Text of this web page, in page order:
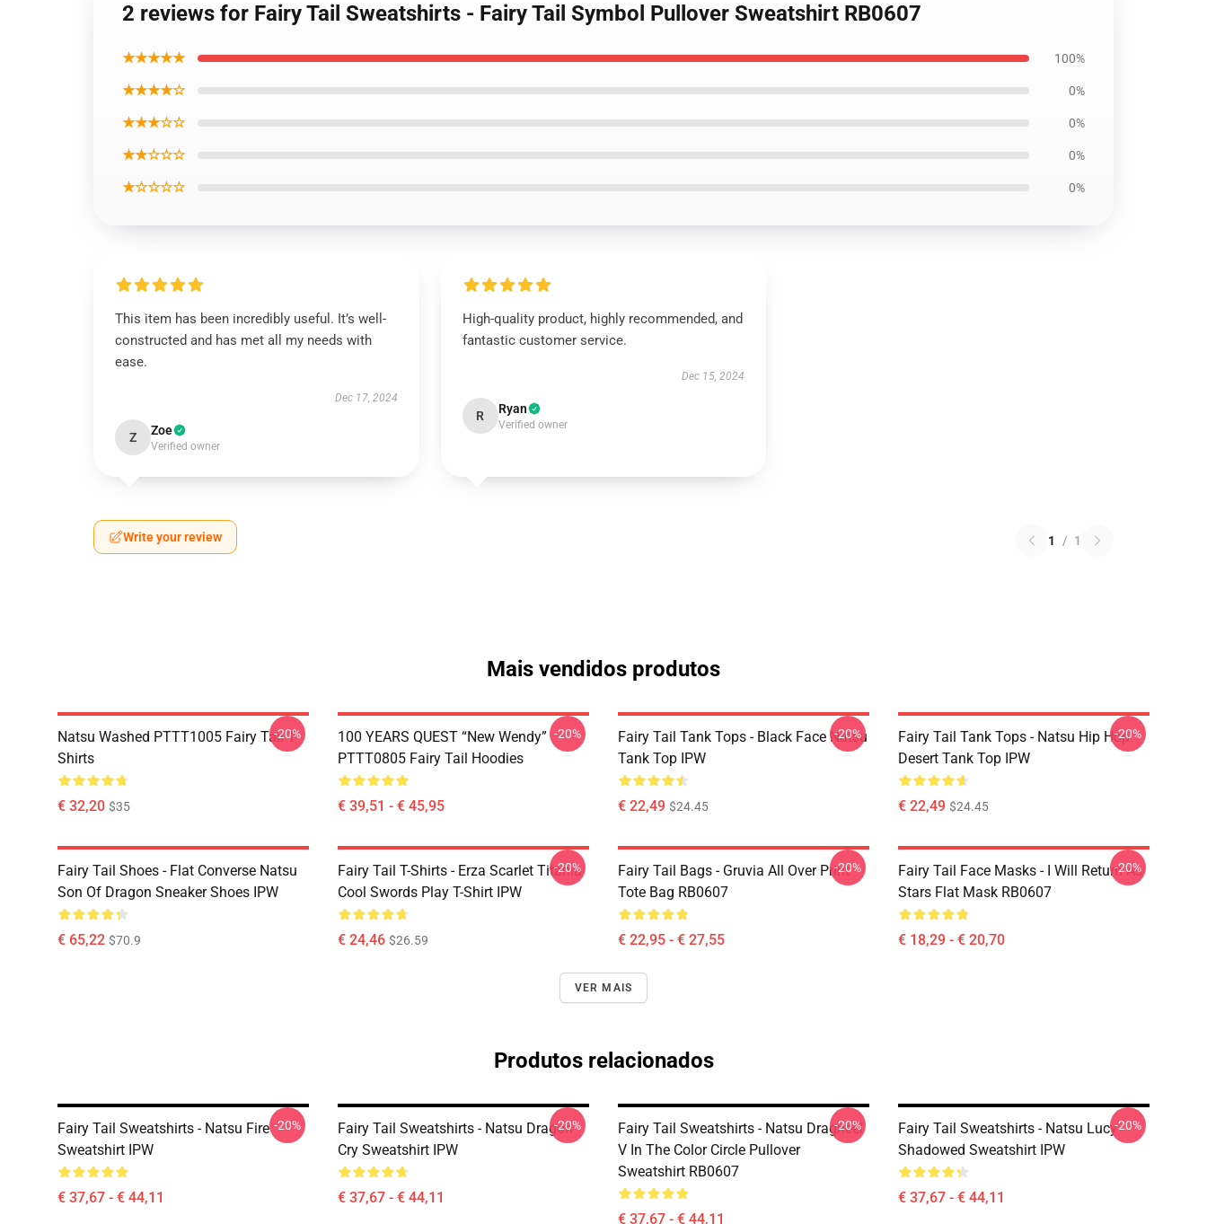
2 reviews for Fairy Tail Sweatshirts - Fairy Tail Symbol Pullover Sweatshirt RB0607
★★★★★ 100%
★★★★☆ 0%
★★★☆☆ 0%
★★☆☆☆ 0%
★☆☆☆☆ 0%
This item has been incredibly useful. It’s well-
constructed and has met all my needs with
ease.
Dec 17, 2024
Z Zoe
Verified owner
High-quality product, highly recommended, and
fantastic customer service.
Dec 15, 2024
R Ryan
Verified owner
Write your review 1 / 1
Mais vendidos produtos
Natsu Washed PTTT1005 Fairy Tail T-
Shirts
€ 32,20 $35
-20%
100 YEARS QUEST “New Wendy”
PTTT0805 Fairy Tail Hoodies
€ 39,51 - € 45,95
-20%
Fairy Tail Tank Tops - Black Face Natsu
Tank Top IPW
€ 22,49 $24.45
-20%
Fairy Tail Tank Tops - Natsu Hip Hop
Desert Tank Top IPW
€ 22,49 $24.45
-20%
Fairy Tail Shoes - Flat Converse Natsu
Son Of Dragon Sneaker Shoes IPW
€ 65,22 $70.9
Fairy Tail T-Shirts - Erza Scarlet Titania
Cool Swords Play T-Shirt IPW
€ 24,46 $26.59
-20%
Fairy Tail Bags - Gruvia All Over Print
Tote Bag RB0607
€ 22,95 - € 27,55
-20%
Fairy Tail Face Masks - I Will Return As
Stars Flat Mask RB0607
€ 18,29 - € 20,70
-20%
VER MAIS
Produtos relacionados
Fairy Tail Sweatshirts - Natsu Fire
Sweatshirt IPW
€ 37,67 - € 44,11
-20%
Fairy Tail Sweatshirts - Natsu Dragon
Cry Sweatshirt IPW
€ 37,67 - € 44,11
-20%
Fairy Tail Sweatshirts - Natsu Dragneel
V In The Color Circle Pullover
Sweatshirt RB0607
€ 37,67 - € 44,11
-20%
Fairy Tail Sweatshirts - Natsu Lucy
Shadowed Sweatshirt IPW
€ 37,67 - € 44,11
-20%